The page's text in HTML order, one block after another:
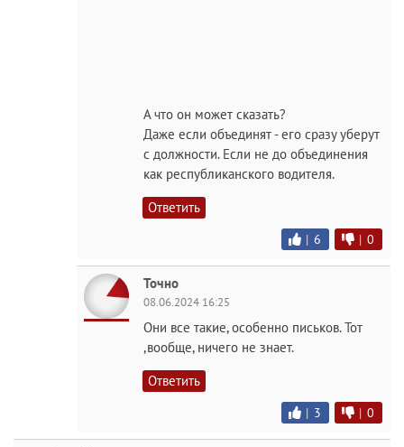
А что он может сказать?
Даже если объединят - его сразу уберут
с должности. Если не до объединения
как республиканского водителя.
Ответить
| 6 | 0
Точно
08.06.2024 16:25
Они все такие, особенно письков. Тот
,вообще, ничего не знает.
Ответить
| 3 | 0